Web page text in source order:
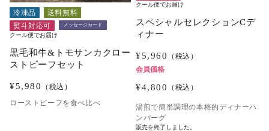
冷凍品
送料無料
熨斗対応可
メッセージカード
クール便でお届け
黒毛和牛&トモサンカクロー
ストビーフセット
¥5,980
（税込）
ローストビーフを食べ比べ
クール便でお届け
スペシャルセレクションCデ
ィナー
¥5,960
（税込）
会員価格
¥4,800 （税込）
湯煎で簡単調理の本格的ディナーハ
ンバーグ
販売を終了しました。